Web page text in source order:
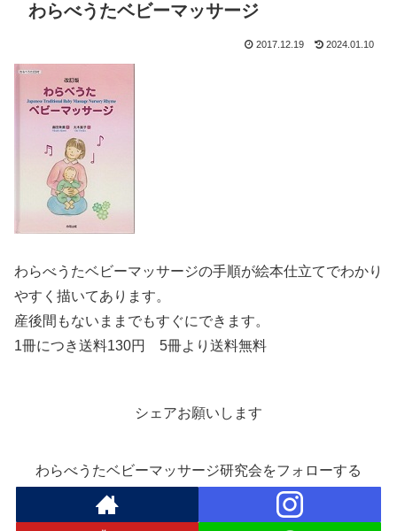
わらべうたベビーマッサージ
2017.12.19 2024.01.10
わらべうたベビーマッサージの手順が絵本仕立てでわかり
やすく描いてあります。
産後間もないままでもすぐにできます。
1冊につき送料130円 5冊より送料無料
シェアお願いします
わらべうたベビーマッサージ研究会をフォローする